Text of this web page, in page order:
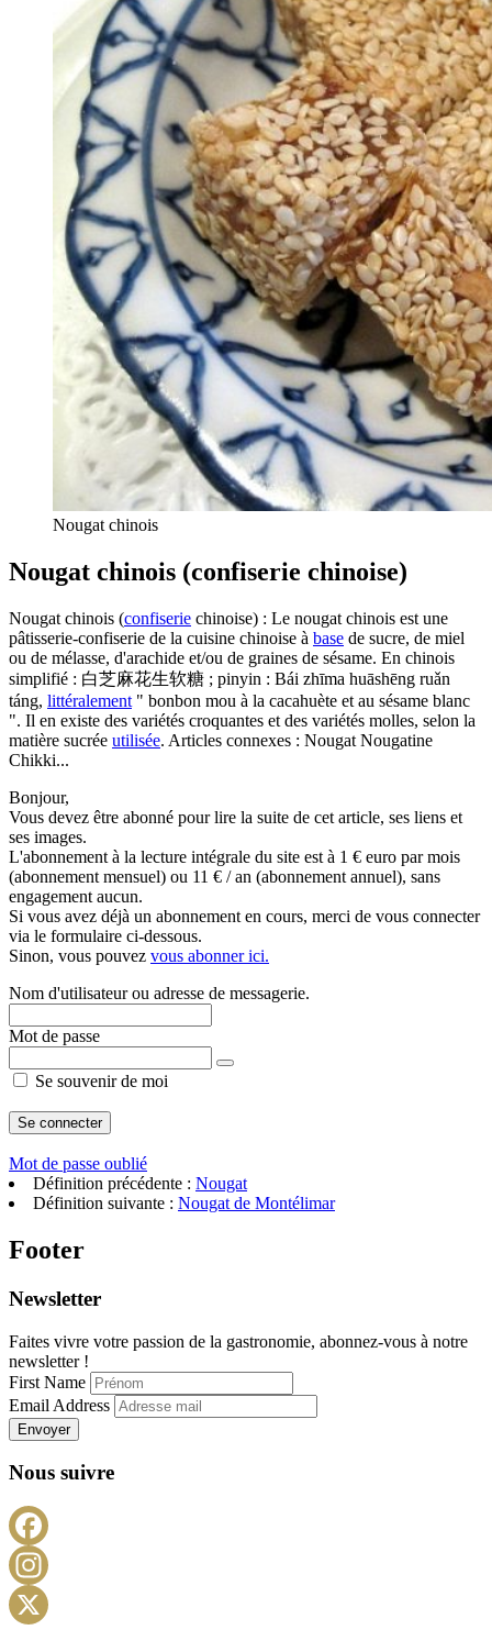
Nougat chinois
Nougat chinois (confiserie chinoise)
Nougat chinois (confiserie chinoise) : Le nougat chinois est une
pâtisserie-confiserie de la cuisine chinoise à base de sucre, de miel
ou de mélasse, d'arachide et/ou de graines de sésame. En chinois
simplifié : 白芝麻花生软糖 ; pinyin : Bái zhīma huāshēng ruǎn
táng, littéralement " bonbon mou à la cacahuète et au sésame blanc
". Il en existe des variétés croquantes et des variétés molles, selon la
matière sucrée utilisée. Articles connexes : Nougat Nougatine
Chikki...
Bonjour,
Vous devez être abonné pour lire la suite de cet article, ses liens et
ses images.
L'abonnement à la lecture intégrale du site est à 1 € euro par mois
(abonnement mensuel) ou 11 € / an (abonnement annuel), sans
engagement aucun.
Si vous avez déjà un abonnement en cours, merci de vous connecter
via le formulaire ci-dessous.
Sinon, vous pouvez vous abonner ici.
Nom d'utilisateur ou adresse de messagerie.
Mot de passe
Se souvenir de moi
Mot de passe oublié
Définition précédente : Nougat
Définition suivante : Nougat de Montélimar
Footer
Newsletter
Faites vivre votre passion de la gastronomie, abonnez-vous à notre
newsletter !
First Name
Email Address
Envoyer
Nous suivre